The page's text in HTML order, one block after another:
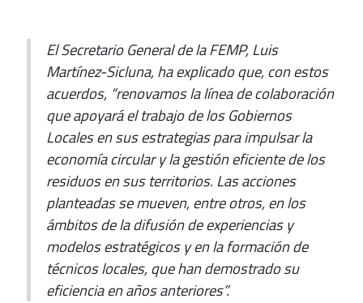
El Secretario General de la FEMP, Luis
Martínez-Sicluna, ha explicado que, con estos
acuerdos, “renovamos la línea de colaboración
que apoyará el trabajo de los Gobiernos
Locales en sus estrategias para impulsar la
economía circular y la gestión eficiente de los
residuos en sus territorios. Las acciones
planteadas se mueven, entre otros, en los
ámbitos de la difusión de experiencias y
modelos estratégicos y en la formación de
técnicos locales, que han demostrado su
eficiencia en años anteriores”.